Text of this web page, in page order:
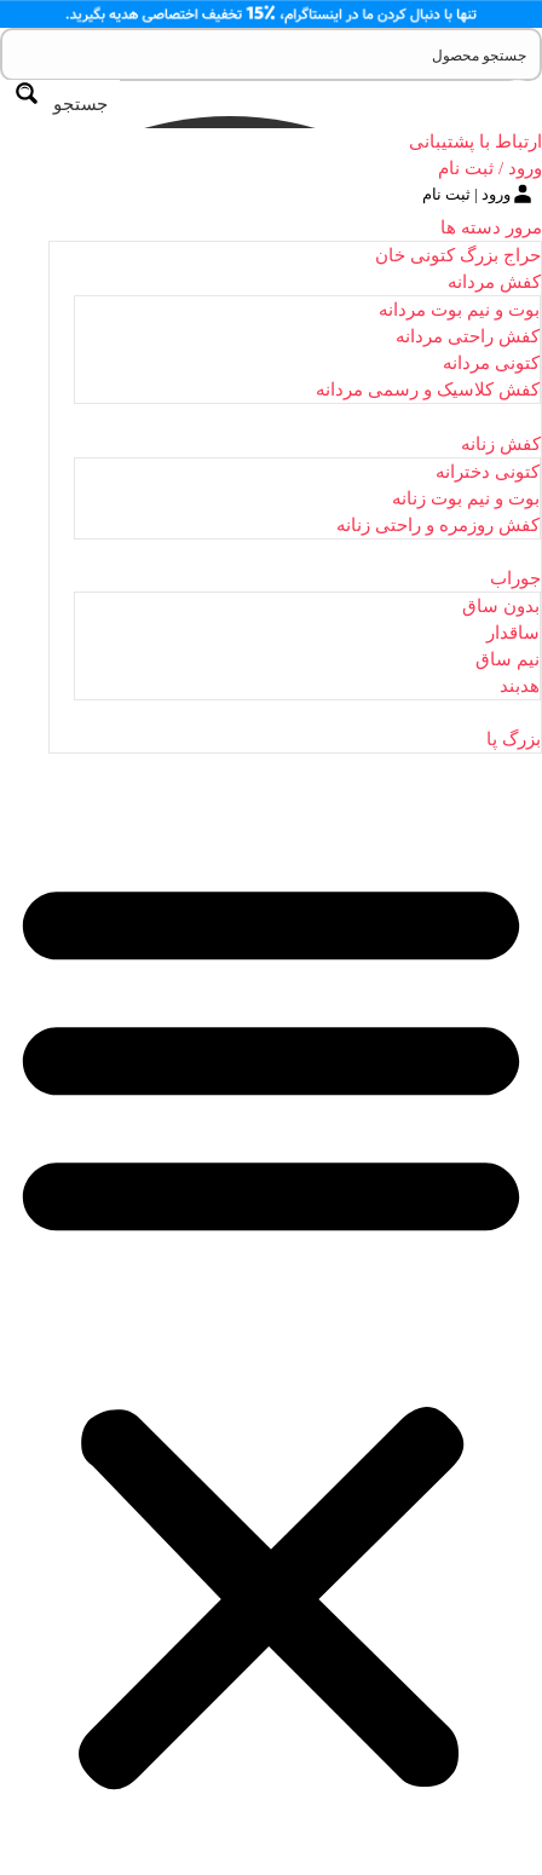
جستجو
ارتباط با پشتیبانی
ورود / ثبت نام
ورود | ثبت نام
مرور دسته ها
حراج بزرگ کتونی خان
کفش مردانه
بوت و نیم بوت مردانه
کفش راحتی مردانه
کتونی مردانه
کفش کلاسیک و رسمی مردانه
کفش زنانه
کتونی دخترانه
بوت و نیم بوت زنانه
کفش روزمره و راحتی زنانه
جوراب
بدون ساق
ساقدار
نیم ساق
هدبند
بزرگ پا